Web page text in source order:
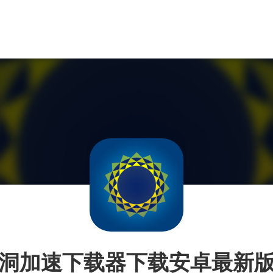
加速下载器下载安卓最新